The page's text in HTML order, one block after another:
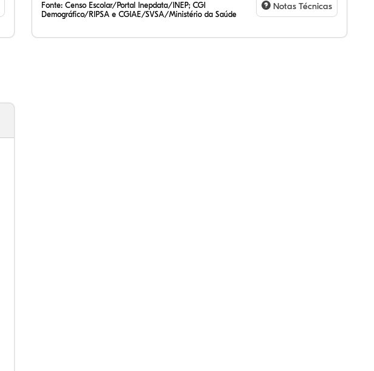
Fonte: Censo Escolar/Portal Inepdata/INEP; CGI
Demográfico/RIPSA e CGIAE/SVSA/Ministério da Saúde
Notas Técnicas